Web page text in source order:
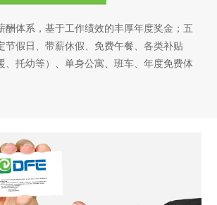
酬体系，基于工作绩效的丰厚年度奖金；五
节假日、带薪休假、免费午餐、各类补贴
、托幼等）、单身公寓、班车、年度免费体